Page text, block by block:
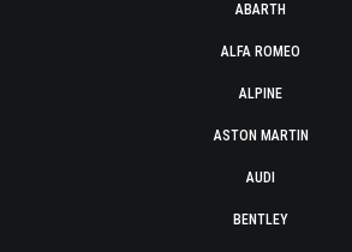
ABARTH
ALFA ROMEO
ALPINE
ASTON MARTIN
AUDI
BENTLEY